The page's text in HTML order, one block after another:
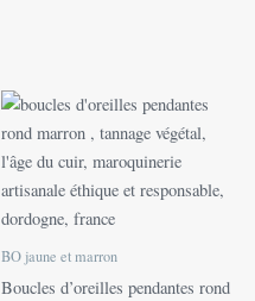
BO jaune et marron
Boucles d’oreilles pendantes rond